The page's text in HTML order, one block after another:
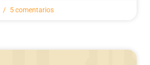
5 comentarios